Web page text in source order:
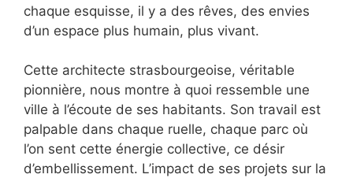
chaque esquisse, il y a des rêves, des envies
d’un espace plus humain, plus vivant.
Cette architecte strasbourgeoise, véritable
pionnière, nous montre à quoi ressemble une
ville à l’écoute de ses habitants. Son travail est
palpable dans chaque ruelle, chaque parc où
l’on sent cette énergie collective, ce désir
d’embellissement. L’impact de ses projets sur la